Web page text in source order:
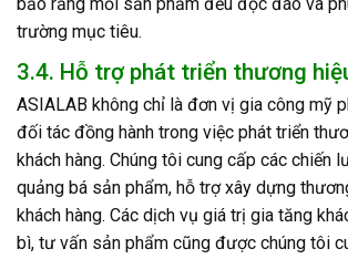
trường mục tiêu.
3.4. Hỗ trợ phát triển thương
ASIALAB không chỉ là đơn vị gia công mỹ
đối tác đồng hành trong việc phát triển
khách hàng. Chúng tôi cung cấp các chiến
quảng bá sản phẩm, hỗ trợ xây dựng
khách hàng. Các dịch vụ giá trị gia tăng
bì, tư vấn sản phẩm cũng được chúng tôi